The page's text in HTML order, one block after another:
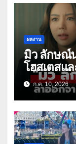
ผลงาน
มิว ลักษณ์
โฮสเตสแ
ก.ค. 10, 2026